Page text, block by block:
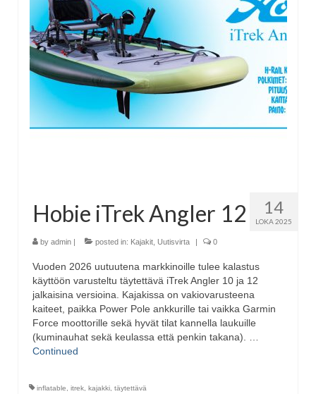
14
LOKA 2025
Hobie iTrek Angler 12
by admin | posted in: Kajakit Uutisvirta | 0
Vuoden 2026 uutuutena markkinoille tulee kalastus
käyttöön varusteltu täytettävä iTrek Angler 10 ja 12
jalkaisina versioina. Kajakissa on vakiovarusteena
kaiteet, paikka Power Pole ankkurille tai vaikka Garmin
Force moottorille sekä hyvät tilat kannella laukuille
(kuminauhat sekä keulassa että penkin takana). …
Continued
inflatable itrek kajakki täytettävä